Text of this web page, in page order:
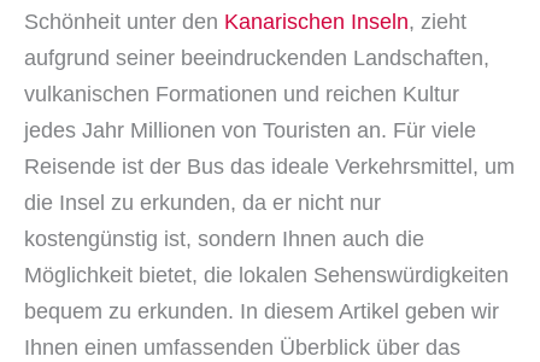
Schönheit unter den Kanarischen Inseln, zieht
aufgrund seiner beeindruckenden Landschaften,
vulkanischen Formationen und reichen Kultur
jedes Jahr Millionen von Touristen an. Für viele
Reisende ist der Bus das ideale Verkehrsmittel, um
die Insel zu erkunden, da er nicht nur
kostengünstig ist, sondern Ihnen auch die
Möglichkeit bietet, die lokalen Sehenswürdigkeiten
bequem zu erkunden. In diesem Artikel geben wir
Ihnen einen umfassenden Überblick über das